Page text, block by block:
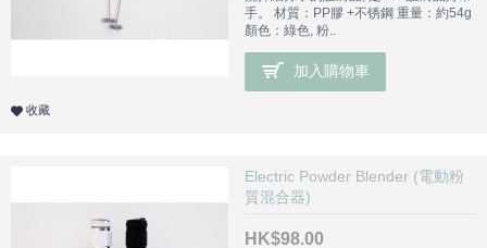
手。 材質：PP膠 +不锈鋼 重量：約54g
顏色：綠色, 粉..
加入購物車
收藏
Electric Powder Blender (電動粉
質混合器)
HK$98.00